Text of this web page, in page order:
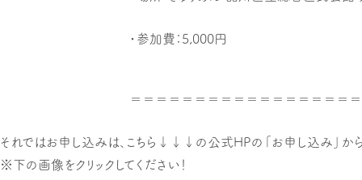
・参加費：5,000円
＝＝＝＝＝＝＝＝＝＝＝＝＝＝＝＝＝
それではお申し込みは、こちら↓↓↓の公式HPの「お申し込み」から
※下の画像をクリックしてください！